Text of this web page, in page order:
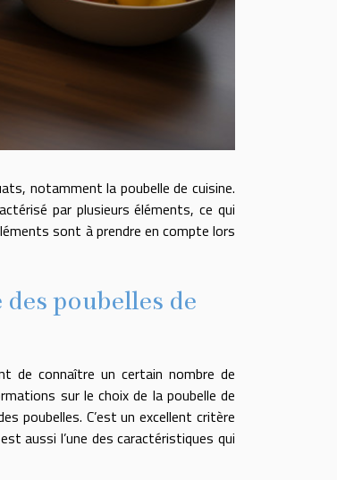
notamment la poubelle de cuisine.
par plusieurs éléments, ce qui
sont à prendre en compte lors
poubelles de
de connaître un certain nombre de
sur le choix de la poubelle de
poubelles. C’est un excellent critère
aussi l’une des caractéristiques qui